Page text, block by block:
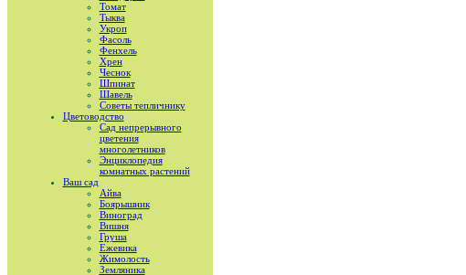
Томат
Тыква
Укроп
Фасоль
Фенхель
Хрен
Чеснок
Шпинат
Шавель
Советы тепличнику
Цветоводство
Сад непрерывного
цветения
многолетников
Энциклопедия
комнатных растений
Ваш сад
Айва
Боярышник
Виноград
Вишня
Груша
Ежевика
Жимолость
Земляника